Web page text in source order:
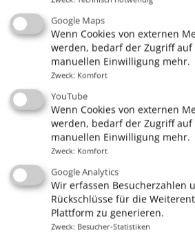
Quick Links
Gutscheine
Führerscheine
Kurse
Törns & Mitsegeln
Skippertraining
Charter
Infos
Google Maps
Wenn Cookies von externen
werden, bedarf der Zugriff
manuellen Einwilligung mehr.
Zweck: Komfort
YouTube
Wenn Cookies von externen
werden, bedarf der Zugriff
manuellen Einwilligung mehr.
Zweck: Komfort
Google Analytics
Wir erfassen Besucherzahlen
Rückschlüsse für die
Plattform zu generieren.
Zweck: Besucher-Statistiken